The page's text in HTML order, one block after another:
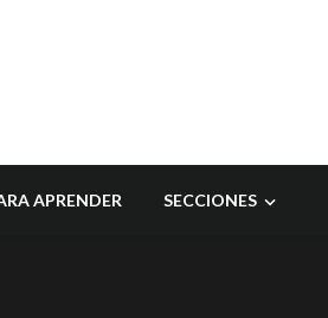
APRENDER SECCIONES